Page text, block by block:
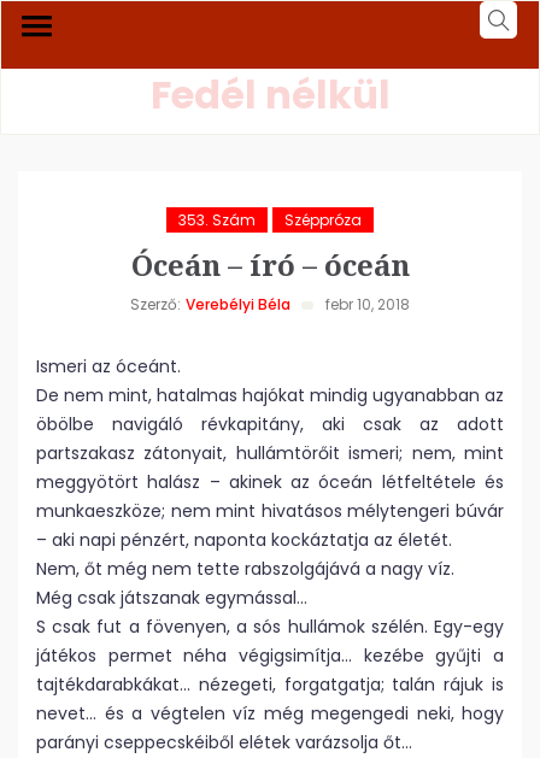
Fedél nélkül
353. Szám Széppróza
Óceán – író – óceán
Szerző: Verebélyi Béla febr 10, 2018
Ismeri az óceánt.
De nem mint, hatalmas hajókat mindig ugyanabban az
öbölbe navigáló révkapitány, aki csak az adott
partszakasz zátonyait, hullámtörőit ismeri; nem, mint
meggyötört halász – akinek az óceán létfeltétele és
munkaeszköze; nem mint hivatásos mélytengeri búvár
– aki napi pénzért, naponta kockáztatja az életét.
Nem, őt még nem tette rabszolgájává a nagy víz.
Még csak játszanak egymással…
S csak fut a fövenyen, a sós hullámok szélén. Egy-egy
játékos permet néha végigsimítja… kezébe gyűjti a
tajtékdarabkákat… nézegeti, forgatgatja; talán rájuk is
nevet… és a végtelen víz még megengedi neki, hogy
parányi cseppecskéiből elétek varázsolja őt…